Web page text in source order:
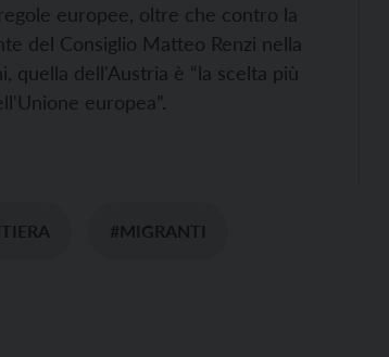
europee, oltre che contro la
del Consiglio Matteo Renzi nella
quella dell'Austria è “la scelta più
europea”.
#MIGRANTI